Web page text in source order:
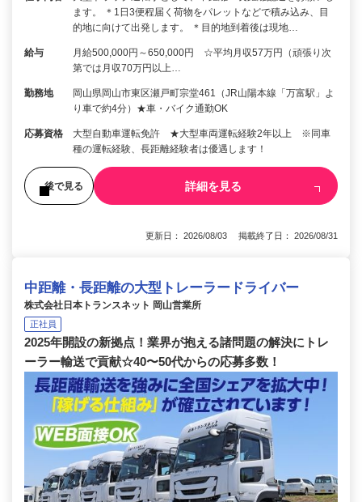
ます。 ＊1日3便程届く荷物をパレットなどで積み込み、目
的地に向けて出発します。 ＊目的地到着後は現地…
給与
月給500,000円～650,000円 ☆平均月収57万円（頑張り次
第では月収70万円以上…
勤務地
岡山県岡山市東区瀬戸町宗堂461（JR山陽本線「万富駅」よ
り車で約4分）★車・バイク通勤OK
応募資格
大型自動車運転免許 ★大型車両運転経験2年以上 ※同車
種の運転経験、長距離経験者は優遇します！
後で見る 詳細を見る
更新日： 2026/08/03 掲載終了日： 2026/08/31
中距離・長距離の大型トレーラードライバー
株式会社日本トランスネット 岡山営業所
正社員
2025年開設の新拠点！業界が抱える諸問題の解決にトレ
ーラー輸送で貢献☆40〜50代からの応募多数！